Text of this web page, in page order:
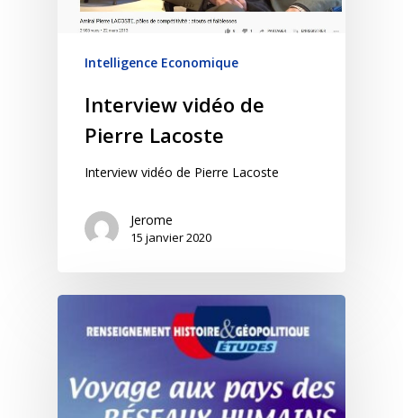
Intelligence Economique
Interview vidéo de
Pierre Lacoste
Interview vidéo de Pierre Lacoste
Jerome
15 janvier 2020